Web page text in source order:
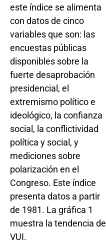
este índice se alimenta
con datos de cinco
variables que son: las
encuestas públicas
disponibles sobre la
fuerte desaprobación
presidencial, el
extremismo político e
ideológico, la confianza
social, la conflictividad
política y social, y
mediciones sobre
polarización en el
Congreso. Este índice
presenta datos a partir
de 1981. La gráfica 1
muestra la tendencia del
VUI.